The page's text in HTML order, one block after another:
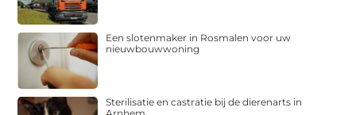
Een slotenmaker in Rosmalen voor uw
nieuwbouwwoning
Sterilisatie en castratie bij de dierenarts in